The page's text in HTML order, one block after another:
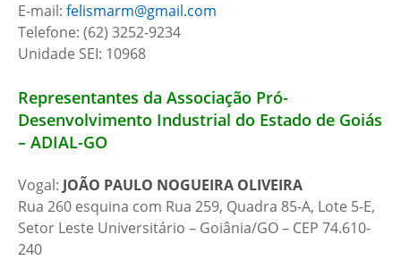
E-mail: felismarm@gmail.com
Telefone: (62) 3252-9234
Unidade SEI: 10968
Representantes da Associação Pró-
Desenvolvimento Industrial do Estado de Goiás
– ADIAL-GO
Vogal: JOÃO PAULO NOGUEIRA OLIVEIRA
Rua 260 esquina com Rua 259, Quadra 85-A, Lote 5-E,
Setor Leste Universitário – Goiânia/GO – CEP 74.610-
240